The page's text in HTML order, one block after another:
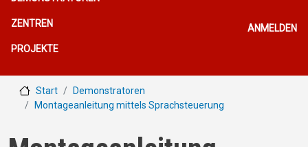
ZENTREN
PROJEKTE
ANMELDEN
Start
Demonstratoren
Montageanleitung mittels Sprachsteuerung